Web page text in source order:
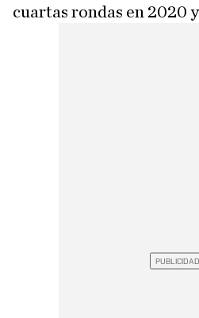
cuartas rondas en 2020